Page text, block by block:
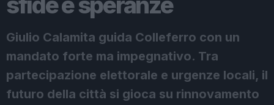
Giulio Calamita guida Colleferro con un
mandato forte ma impegnativo. Tra
partecipazione elettorale e urgenze locali, il
futuro della città si gioca su rinnovamento